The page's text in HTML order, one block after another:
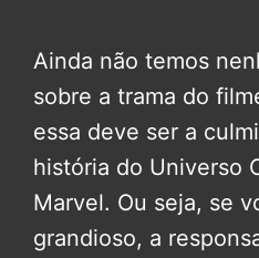
Ainda não temos
sobre a trama do
essa deve ser a
história do Universo
Marvel. Ou seja, se
grandioso, a